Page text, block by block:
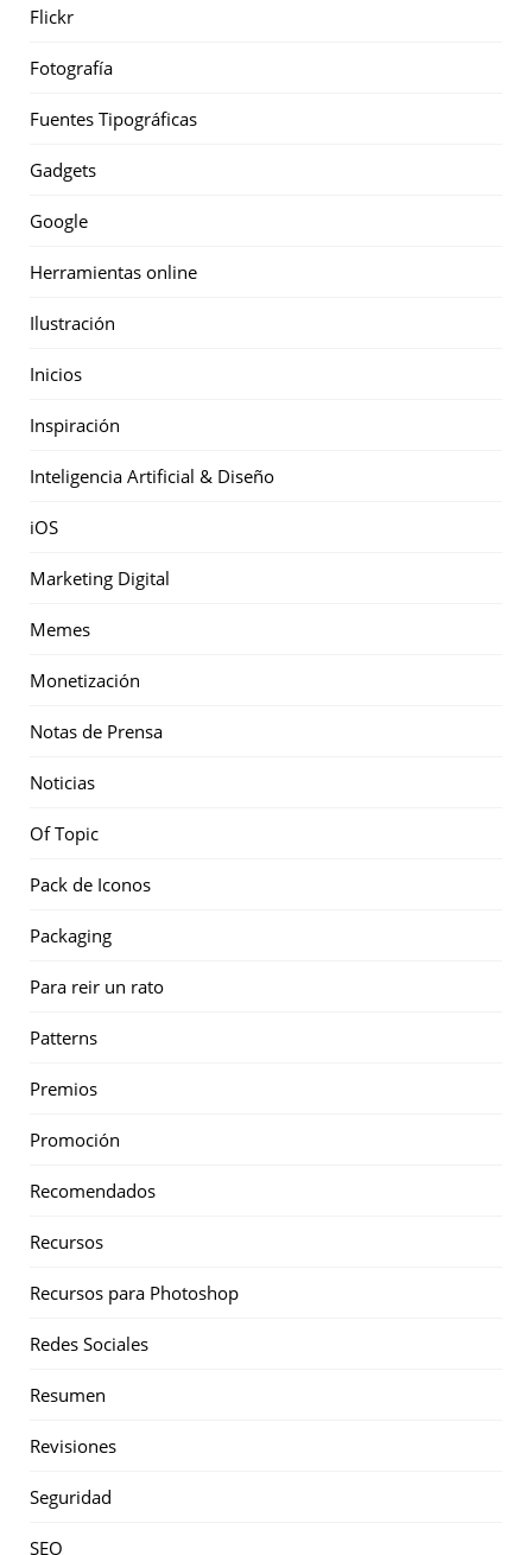
Flickr
Fotografía
Fuentes Tipográficas
Gadgets
Google
Herramientas online
Ilustración
Inicios
Inspiración
Inteligencia Artificial & Diseño
iOS
Marketing Digital
Memes
Monetización
Notas de Prensa
Noticias
Of Topic
Pack de Iconos
Packaging
Para reir un rato
Patterns
Premios
Promoción
Recomendados
Recursos
Recursos para Photoshop
Redes Sociales
Resumen
Revisiones
Seguridad
SEO